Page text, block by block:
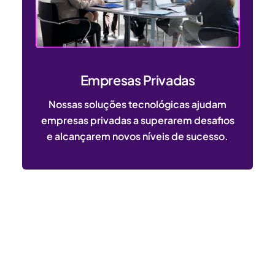
Empresas Privadas
Nossas soluções tecnológicas ajudam
empresas privadas a superarem desafios
e alcançarem novos níveis de sucesso.